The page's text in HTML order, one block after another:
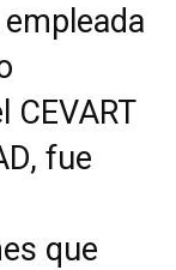
CEVART
fue
que